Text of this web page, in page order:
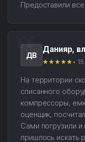
Предоставили
ДВ
Данияр,
★★★★★ •
На территории
списанного
компрессоры,
оценщик,
Сами погрузили и
пришлось искать